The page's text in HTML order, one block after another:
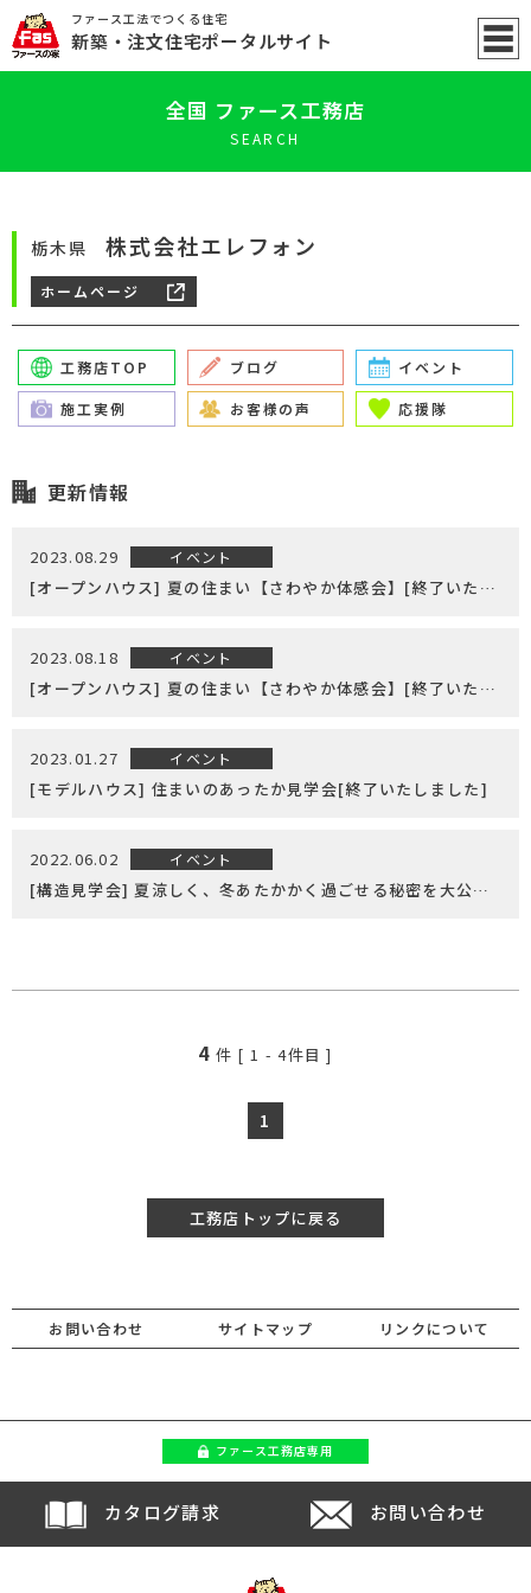
ファース工法でつくる住宅
新築 ・注文住宅ポータルサイト
全国 ファース工務店
SEARCH
栃木県 株式会社エレフォン
ホームページ
工務店TOP ブログ イベント
施工実例 お客様の声 応援隊
更新情報
2023.08.29 イベント
[オープンハウス] 夏の住まい【さわやか体感会】[終了いたしました]
2023.08.18 イベント
[オープンハウス] 夏の住まい【さわやか体感会】[終了いたしました]
2023.01.27 イベント
[モデルハウス] 住まいのあったか見学会[終了いたしました]
2022.06.02 イベント
[構造見学会] 夏涼しく、冬あたかかく過ごせる秘密を大公開[終了いたしました]
4 件 [1 -4件目 ]
1
工務店トップに戻る
お問い合わせ サイトマップ リンクについて
ファース工務店専用
カタログ請求 お問い合わせ